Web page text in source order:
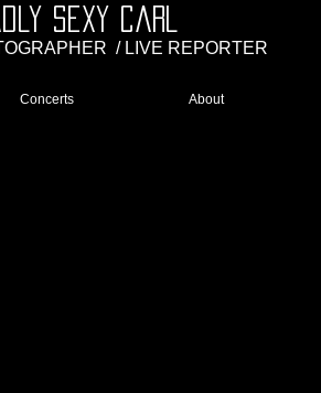
Sexy Carl
/ LIVE REPORTER
Concerts About